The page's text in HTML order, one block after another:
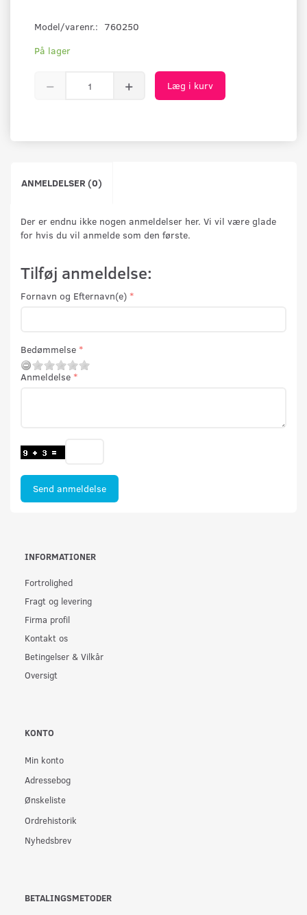
Model/varenr.: 760250
På lager
Læg i kurv
ANMELDELSER (0)
Der er endnu ikke nogen anmeldelser her. Vi vil være glade
for hvis du vil anmelde som den første.
Tilføj anmeldelse:
Fornavn og Efternavn(e)
Bedømmelse
Anmeldelse
Send anmeldelse
INFORMATIONER
Fortrolighed
Fragt og levering
Firma profil
Kontakt os
Betingelser & Vilkår
Oversigt
KONTO
Min konto
Adressebog
Ønskeliste
Ordrehistorik
Nyhedsbrev
BETALINGSMETODER